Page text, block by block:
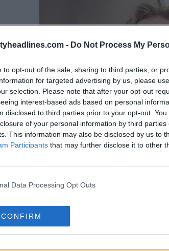
- Do Not Process My
to opt-out of the sale, sharing to third parties, or
for targeted advertising by us, please
selection. Please note that after your opt-out
interest-based ads based on personal
disclosed to third parties prior to your opt-out.
of your personal information by third parties
This information may also be disclosed by us to
Participants that may further disclose it to other
Data Processing Opt Outs
CONFIRM